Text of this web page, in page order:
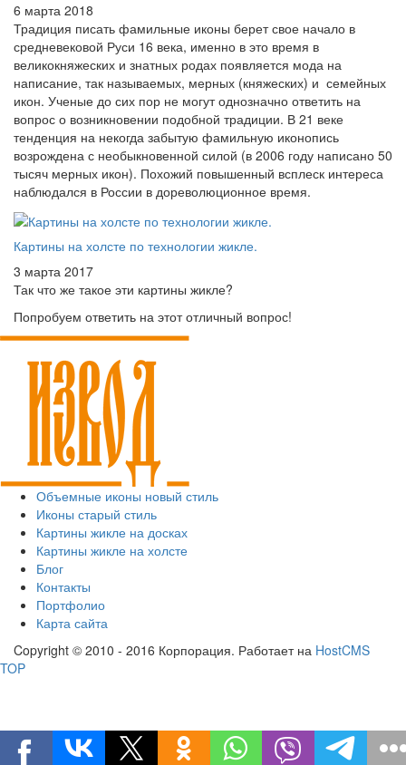
6 марта 2018
Традиция писать фамильные иконы берет свое начало в
средневековой Руси 16 века, именно в это время в
великокняжеских и знатных родах появляется мода на
написание, так называемых, мерных (княжеских) и семейных
икон. Ученые до сих пор не могут однозначно ответить на
вопрос о возникновении подобной традиции. В 21 веке
тенденция на некогда забытую фамильную иконопись
возрождена с необыкновенной силой (в 2006 году написано 50
тысяч мерных икон). Похожий повышенный всплеск интереса
наблюдался в России в дореволюционное время.
Картины на холсте по технологии жикле.
3 марта 2017
Так что же такое эти картины жикле?
Попробуем ответить на этот отличный вопрос!
Объемные иконы новый стиль
Иконы старый стиль
Картины жикле на досках
Картины жикле на холсте
Блог
Контакты
Портфолио
Карта сайта
Copyright © 2010 - 2016 Корпорация. Работает на HostCMS
TOP